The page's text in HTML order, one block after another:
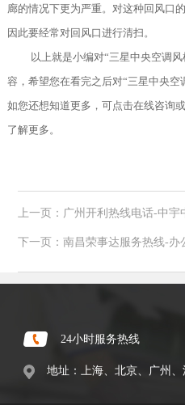
廊的情况下更为严重。对这种回风口
因此要经常对回风口进行清扫。
以上就是小编对“三星中央空调
容，希望您在看完之后对“三星中央空
如您还想知道更多，可点击在线咨询
了解更多。
上一页：广州开利热线电话-中宇
下一页：南昌荣事达服务热线-办
24小时服务热线
地址：上海、北京、广州